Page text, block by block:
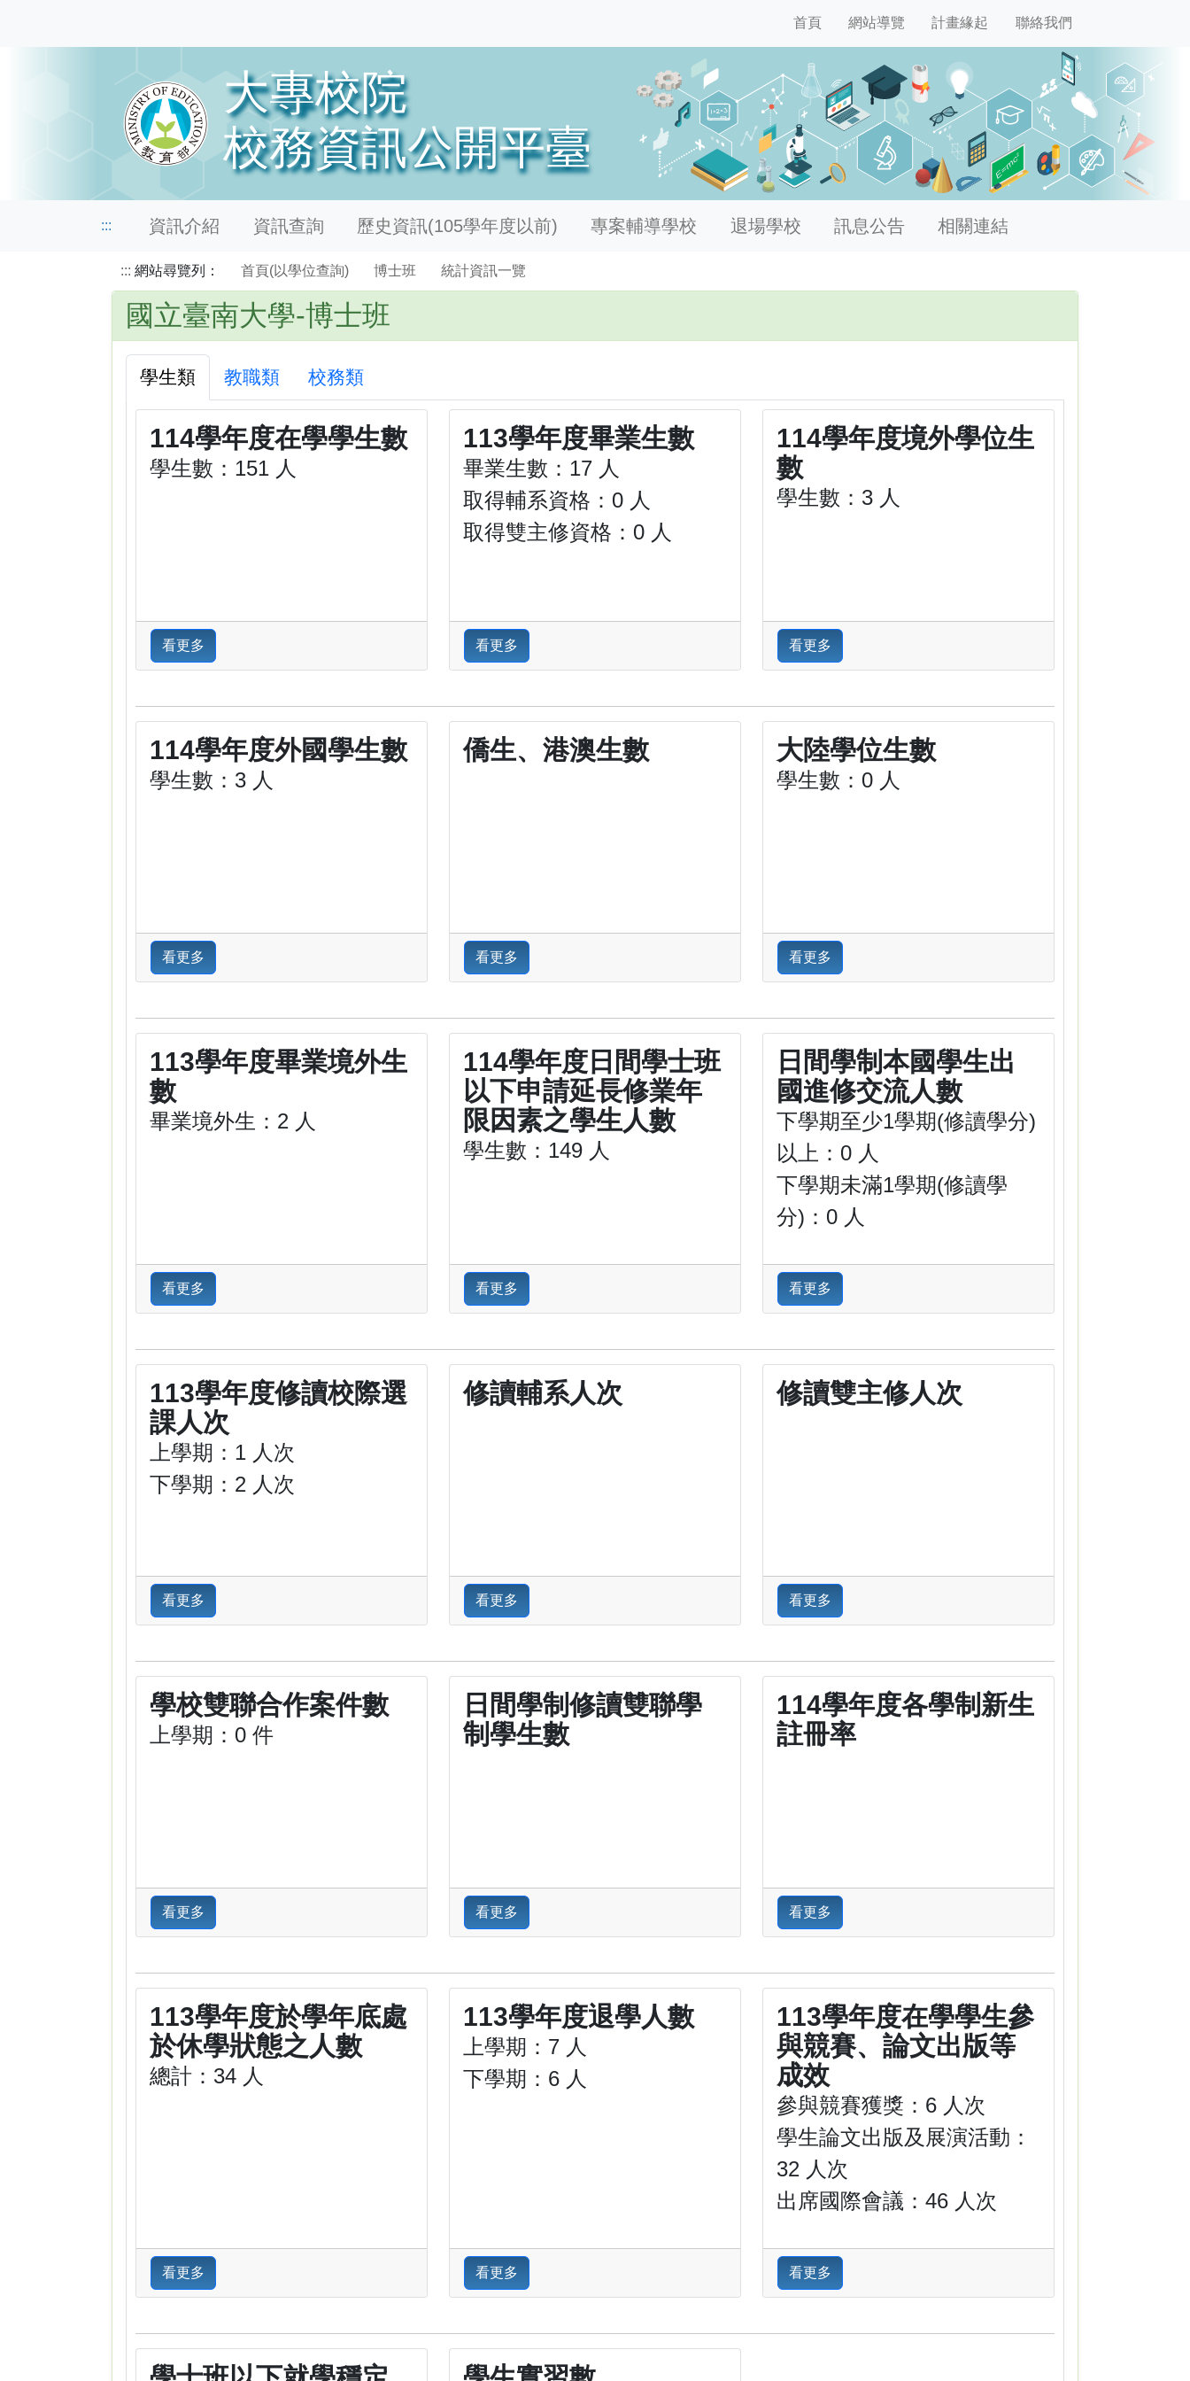
首頁 網站導覽 計畫緣起 聯絡我們
::: 資訊介紹 資訊查詢 歷史資訊(105學年度以前) 專案輔導學校 退場學校 訊息公告 相關連結
::: 網站尋覽列： 首頁(以學位查詢) 博士班 統計資訊一覽
國立臺南大學-博士班
學生類 教職類 校務類
114學年度在學學生數
學生數：151 人
看更多
113學年度畢業生數
畢業生數：17 人
取得輔系資格：0 人
取得雙主修資格：0 人
看更多
114學年度境外學位生
數
學生數：3 人
看更多
114學年度外國學生數
學生數：3 人
看更多
僑生、港澳生數
看更多
大陸學位生數
學生數：0 人
看更多
113學年度畢業境外生
數
畢業境外生：2 人
看更多
114學年度日間學士班
以下申請延長修業年
限因素之學生人數
學生數：149 人
看更多
日間學制本國學生出
國進修交流人數
下學期至少1學期(修讀學分)
以上：0 人
下學期未滿1學期(修讀學
分)：0 人
看更多
113學年度修讀校際選
課人次
上學期：1 人次
下學期：2 人次
看更多
修讀輔系人次
看更多
修讀雙主修人次
看更多
學校雙聯合作案件數
上學期：0 件
看更多
日間學制修讀雙聯學
制學生數
看更多
114學年度各學制新生
註冊率
看更多
113學年度於學年底處
於休學狀態之人數
總計：34 人
看更多
113學年度退學人數
上學期：7 人
下學期：6 人
看更多
113學年度在學學生參
與競賽、論文出版等
成效
參與競賽獲獎：6 人次
學生論文出版及展演活動：
32 人次
出席國際會議：46 人次
看更多